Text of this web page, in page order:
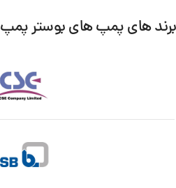
برند های پمپ های بوستر پمپ